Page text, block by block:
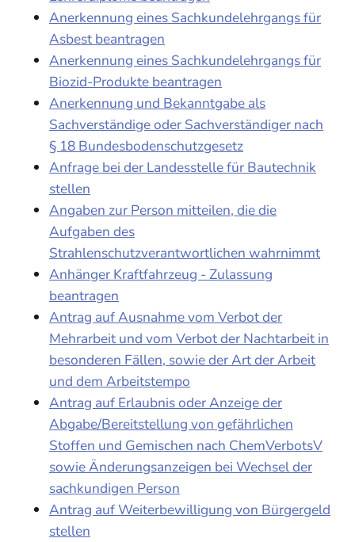
Anerkennung eines Sachkundelehrgangs für
Asbest beantragen
Anerkennung eines Sachkundelehrgangs für
Biozid-Produkte beantragen
Anerkennung und Bekanntgabe als
Sachverständige oder Sachverständiger nach
§ 18 Bundesbodenschutzgesetz
Anfrage bei der Landesstelle für Bautechnik
stellen
Angaben zur Person mitteilen, die die
Aufgaben des
Strahlenschutzverantwortlichen wahrnimmt
Anhänger Kraftfahrzeug - Zulassung
beantragen
Antrag auf Ausnahme vom Verbot der
Mehrarbeit und vom Verbot der Nachtarbeit in
besonderen Fällen, sowie der Art der Arbeit
und dem Arbeitstempo
Antrag auf Erlaubnis oder Anzeige der
Abgabe/Bereitstellung von gefährlichen
Stoffen und Gemischen nach ChemVerbotsV
sowie Änderungsanzeigen bei Wechsel der
sachkundigen Person
Antrag auf Weiterbewilligung von Bürgergeld
stellen